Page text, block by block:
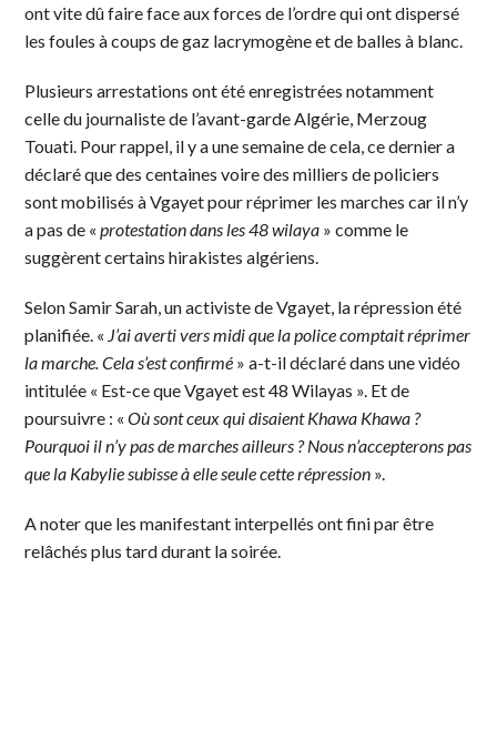
ont vite dû faire face aux forces de l’ordre qui ont dispersé
les foules à coups de gaz lacrymogène et de balles à blanc.
Plusieurs arrestations ont été enregistrées notamment
celle du journaliste de l’avant-garde Algérie, Merzoug
Touati. Pour rappel, il y a une semaine de cela, ce dernier a
déclaré que des centaines voire des milliers de policiers
sont mobilisés à Vgayet pour réprimer les marches car il n’y
a pas de «protestation dans les 48 wilaya » comme le
suggèrent certains hirakistes algériens.
Selon Samir Sarah, un activiste de Vgayet, la répression été
planifiée. « J’ai averti vers midi que la police comptait réprimer
la marche. Cela s’est confirmé » a-t-il déclaré dans une vidéo
intitulée « Est-ce que Vgayet est 48 Wilayas ». Et de
poursuivre : «Où sont ceux qui disaient Khawa Khawa ?
Pourquoi il n’y pas de marches ailleurs ? Nous n’accepterons pas
que la Kabylie subisse à elle seule cette répression ».
A noter que les manifestant interpellés ont fini par être
relâchés plus tard durant la soirée.